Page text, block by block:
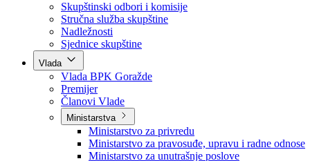
Poslanici po strankama
Poslanici po klubovima naroda
Kolegij skupštine
Skupštinski odbori i komisije
Stručna služba skupštine
Nadležnosti
Sjednice skupštine
Vlada
Vlada BPK Goražde
Premijer
Članovi Vlade
Ministarstva